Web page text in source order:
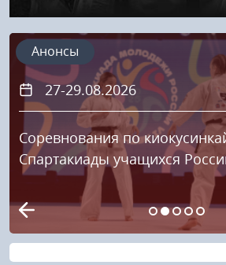
27-29.08.2026
Соревнования по
Спартакиады учащихся
Анонсы